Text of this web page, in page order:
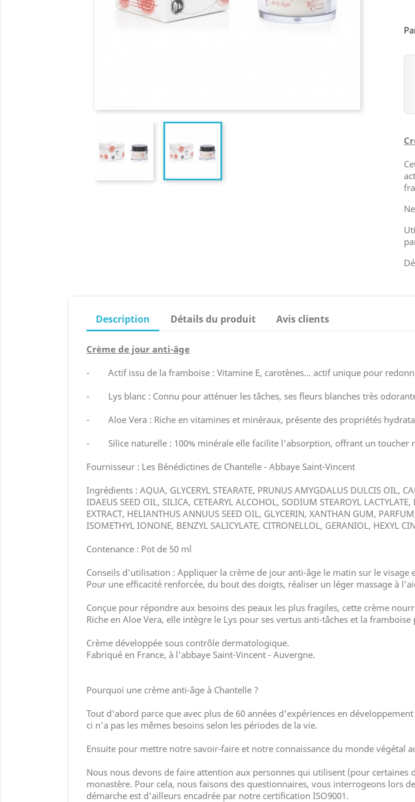
Description Détails du produit Avis clients
Crème de jour anti-âge
- Actif issu de la framboise : Vitamine E, carotènes… actif unique pour
- Lys blanc : Connu pour atténuer les tâches, ses fleurs blanches très
- Aloe Vera : Riche en vitamines et minéraux, présente des propriétés
- Silice naturelle : 100% minérale elle facilite l’absorption, offrant un toucher
Fournisseur : Les Bénédictines de Chantelle - Abbaye Saint-Vincent
Ingrédients : AQUA, GLYCERYL STEARATE, PRUNUS AMYGDALUS DULCIS OIL,
IDAEUS SEED OIL, SILICA, CETEARYL ALCOHOL, SODIUM STEAROYL
EXTRACT, HELIANTHUS ANNUUS SEED OIL, GLYCERIN, XANTHAN GUM,
ISOMETHYL IONONE, BENZYL SALICYLATE, CITRONELLOL, GERANIOL, HEXYL
Contenance : Pot de 50 ml
Conseils d'utilisation : Appliquer la crème de jour anti-âge le matin sur le visage
Pour une efficacité renforcée, du bout des doigts, réaliser un léger massage à
Conçue pour répondre aux besoins des peaux les plus fragiles, cette crème
Riche en Aloe Vera, elle intègre le Lys pour ses vertus anti-tâches et la
Crème développée sous contrôle dermatologique.
Fabriqué en France, à l'abbaye Saint-Vincent - Auvergne.
Pourquoi une crème anti-âge à Chantelle ?
Tout d'abord parce que avec plus de 60 années d'expériences en
ci n'a pas les mêmes besoins selon les périodes de la vie.
Ensuite pour mettre notre savoir-faire et notre connaissance du monde végétal
Nous nous devons de faire attention aux personnes qui utilisent (pour
monastère. Pour cela, nous faisons des questionnaires, vous interrogeons lors
démarche est d'ailleurs encadrée par notre certification ISO9001.